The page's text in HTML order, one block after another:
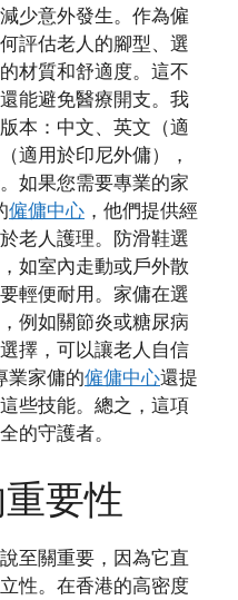
少意外發生。作為僱
評估老人的腳型、選
材質和舒適度。這不
能避免醫療開支。我
本：中文、英文（適
適用於印尼外傭），
如果您需要專業的家
僱傭中心 ，他們提供經
於老人護理。防滑鞋選
如室內走動或戶外散
輕便耐用。家傭在選
例如關節炎或糖尿病
擇，可以讓老人自信
業家傭的僱傭中心還提
些技能。總之，這項
的守護者。
要性
至關重要，因為它直
性。在香港的高密度